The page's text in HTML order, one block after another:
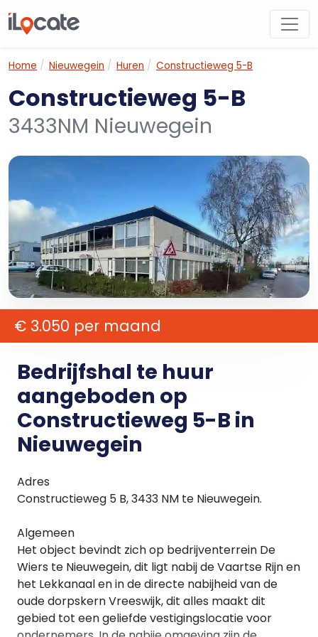
Home Nieuwegein Huren Constructieweg 5-B
Constructieweg 5-B
3433NM Nieuwegein
€ 3.050 per maand
Bedrijfshal te huur
aangeboden op
Constructieweg 5-B in
Nieuwegein
Adres
Constructieweg 5 B, 3433 NM te Nieuwegein.
Algemeen
Het object bevindt zich op bedrijventerrein De
Wiers te Nieuwegein, dit ligt nabij de Vaartse Rijn en
het Lekkanaal en in de directe nabijheid van de
oude dorpskern Vreeswijk, dit alles maakt dit
gebied tot een geliefde vestigingslocatie voor